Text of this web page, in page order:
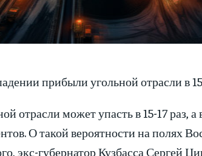
прибыли угольной отрасли в
отрасли может упасть в 15-17 раз,
О такой вероятности на полях
экс-губернатор Кузбасса Сергей